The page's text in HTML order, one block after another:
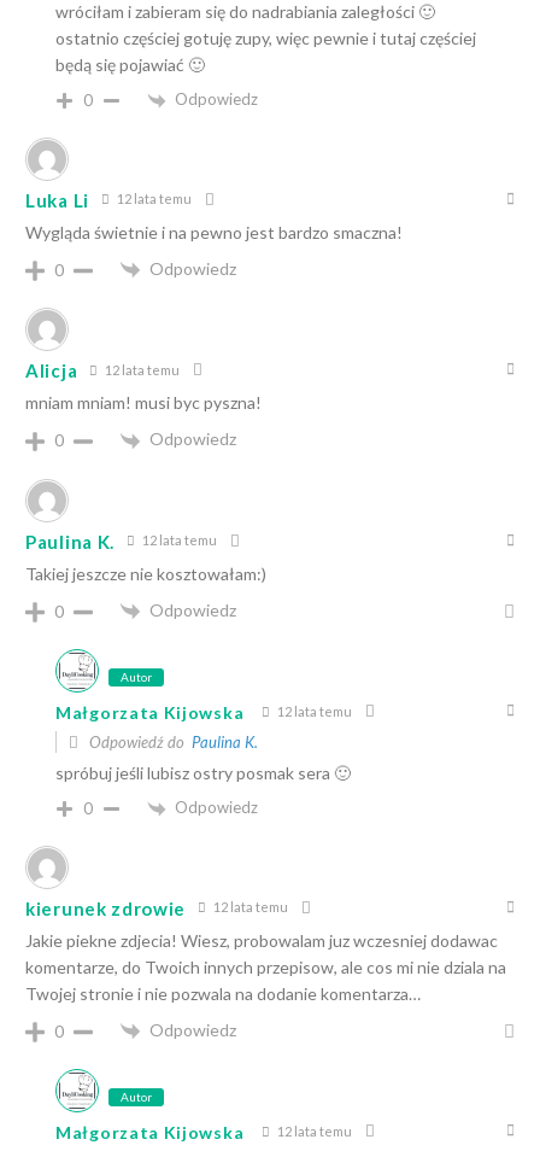
wróciłam i zabieram się do nadrabiania zaległości 🙂
ostatnio częściej gotuję zupy, więc pewnie i tutaj częściej
będą się pojawiać 🙂
0 Odpowiedz
Luka Li 12 lata temu
Wygląda świetnie i na pewno jest bardzo smaczna!
0
Odpowiedz
Alicja 12 lata temu
mniam mniam! musi byc pyszna!
0
Odpowiedz
Paulina K. 12 lata temu
Takiej jeszcze nie kosztowałam:)
0
Odpowiedz
Autor
Małgorzata Kijowska 12 lata temu
Odpowiedź do Paulina K.
spróbuj jeśli lubisz ostry posmak sera 🙂
0 Odpowiedz
kierunek zdrowie 12 lata temu
Jakie piekne zdjecia! Wiesz, probowalam juz wczesniej dodawac
komentarze, do Twoich innych przepisow, ale cos mi nie dziala na
Twojej stronie i nie pozwala na dodanie komentarza…
0
Odpowiedz
Autor
Małgorzata Kijowska 12 lata temu